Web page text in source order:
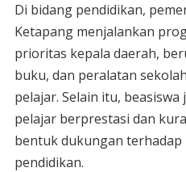
‎Di bidang pendidikan,
Ketapang menjalankan
prioritas kepala daerah,
buku, dan peralatan
pelajar. Selain itu,
pelajar berprestasi dan
bentuk dukungan
pendidikan.